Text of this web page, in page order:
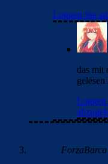
Loggen Sie
das mit
Loggen
ForzaBarca